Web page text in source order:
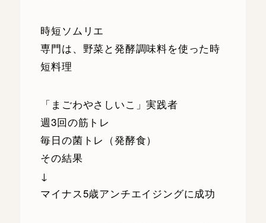
時短ソムリエ
専門は、野菜と発酵調味料を使った時
短料理
「まごわやさしいこ」実践者
週3回の筋トレ
毎日の菌トレ（発酵食）
その結果
↓
マイナス5歳アンチエイジングに成功